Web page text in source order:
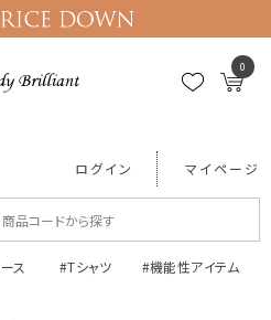
0
ログイン マイページ
ス #Tシャツ #機能性アイテム